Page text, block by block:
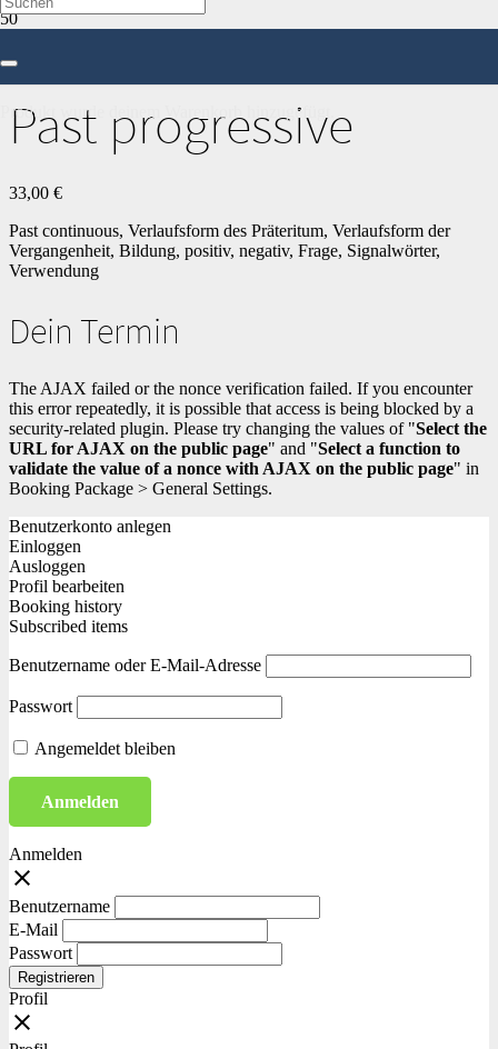
Produkt wurde deinem Warenkorb hinzugefügt.
Past progressive
33,00 €
Past continuous, Verlaufsform des Präteritum, Verlaufsform der
Vergangenheit, Bildung, positiv, negativ, Frage, Signalwörter,
Verwendung
Dein Termin
The AJAX failed or the nonce verification failed. If you encounter
this error repeatedly, it is possible that access is being blocked by a
security-related plugin. Please try changing the values of "Select the
URL for AJAX on the public page" and "Select a function to
validate the value of a nonce with AJAX on the public page" in
Booking Package > General Settings.
Benutzerkonto anlegen
Einloggen
Ausloggen
Profil bearbeiten
Booking history
Subscribed items
Benutzername oder E-Mail-Adresse
Passwort
Angemeldet bleiben
Anmelden
close
Benutzername
E-Mail
Passwort
Registrieren
Profil
close